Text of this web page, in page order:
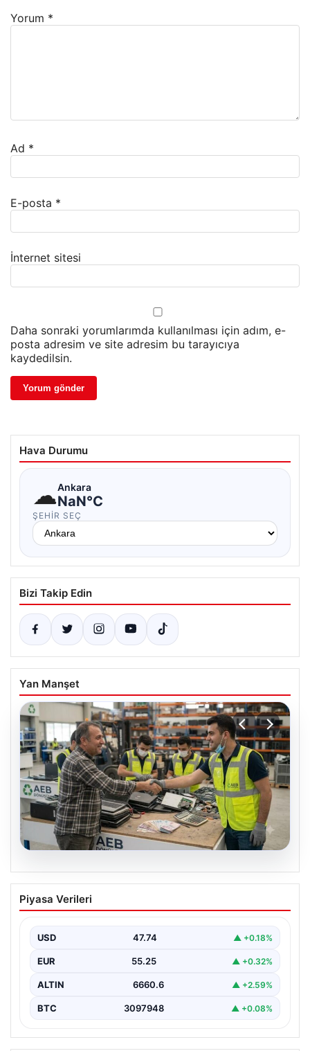
Yorum *
Ad *
E-posta *
İnternet sitesi
Daha sonraki yorumlarımda kullanılması için adım, e-
posta adresim ve site adresim bu tarayıcıya
kaydedilsin.
Hava Durumu
☁Ankara
NaN°C
ŞEHIR SEÇ
Bizi Takip Edin
Yan Manşet
08.08.2026
Profesyonel Atık Dönüşümü ve Geri
Hizmetleri
envanterlerini belirli periyotlarla güncellemektedir.
Yapılan yenileme süreçlerinde boşta…
Piyasa Verileri
USD 47.74 ▲ +0.18%
EUR 55.25 ▲ +0.32%
ALTIN 6660.6 ▲ +2.59%
BTC 3097948 ▲ +0.08%